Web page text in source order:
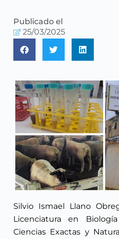
Publicado el
25/03/2025
Silvio Ismael Llano
Licenciatura en
Ciencias Exactas y